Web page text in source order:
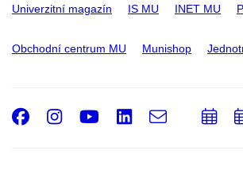
Univerzitní magazín IS MU INET MU
Obchodní centrum MU Munishop
Facebook
Instagram
Youtube
LinkedIn
e-